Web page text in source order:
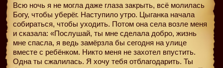
Всю ночь я не могла даже глаза закрыть, всё молилась
Богу, чтобы уберёг. Наступило утро. Цыганка начала
собираться, чтобы уходить. Потом она села возле меня
и сказала: «Послушай, ты мне сделала добро, жизнь
мне спасла, я ведь замёрзла бы сегодня на улице
вместе с ребёнком. Никто меня не захотел впустить.
Одна ты сжалилась. Я хочу тебя отблагодарить. Ты